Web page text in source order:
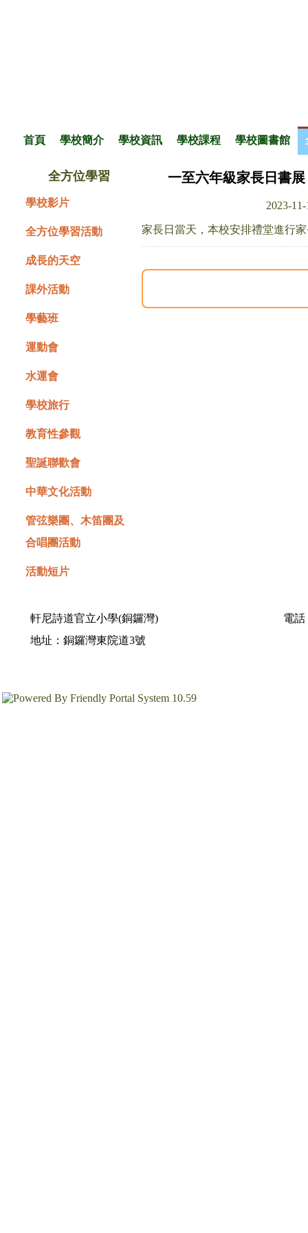
首頁 學校簡介 學校資訊 學校課程 學校圖書館
全方位學習
學校影片
全方位學習活動
成長的天空
課外活動
學藝班
運動會
水運會
學校旅行
教育性參觀
聖誕聯歡會
中華文化活動
管弦樂團、木笛團及
合唱團活動
活動短片
一至六年級家長日書展
2023-
家長日當天，本校安排禮堂進行
軒尼詩道官立小學(銅鑼灣)
電話
地址：銅鑼灣東院道3號
10.59